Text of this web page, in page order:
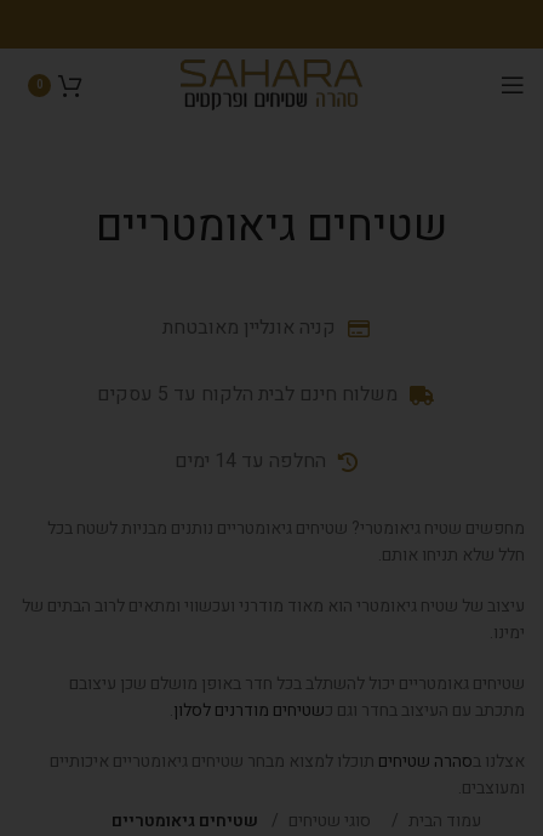
0
שטיחים גיאומטריים
קניה אונליין מאובטחת
משלוח חינם לבית הלקוח עד 5 עסקים
החלפה עד 14 ימים
מחפשים שטיח גיאומטרי? שטיחים גיאומטריים נותנים מבניות לשטח בכל
חלל שלא תניחו אותם.
עיצוב של שטיח גיאומטרי הוא מאוד מודרני ועכשווי ומתאים לרוב הבתים של
ימינו.
שטיחים גאומטריים יכול להשתלב בכל חדר באופן מושלם שכן עיצובם
מתכתב עם העיצוב בחדר וגם כשטיחים מודרנים לסלון.
אצלנו בסהרה שטיחים תוכלו למצוא מבחר שטיחים גיאומטריים איכותיים
ומעוצבים.
עמוד הבית
סוגי שטיחים שטיחים גיאומטריים